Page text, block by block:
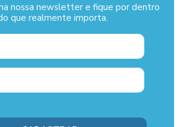
nossa newsletter e fique por dentro
que realmente importa.